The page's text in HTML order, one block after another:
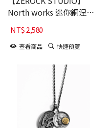
North works 迷你銅涅槃
吊墜
NT$2,580
查看商品 快速預覽